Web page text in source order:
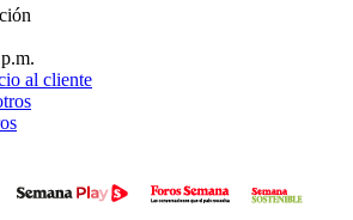
al cliente